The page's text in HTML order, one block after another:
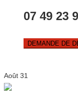
07 49 23
DEMANDE DE
Août 31